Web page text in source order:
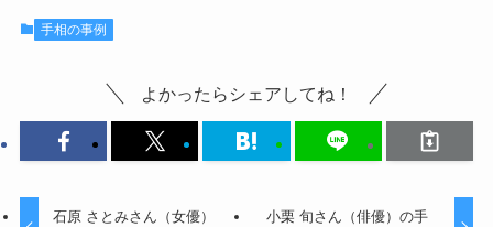
手相の事例
よかったらシェアしてね！
石原 さとみさん（女優）
小栗 旬さん（俳優）の手